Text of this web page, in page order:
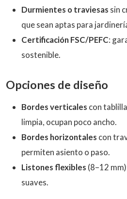
Durmientes o traviesas sin
que sean aptas para
Certificación FSC/PEFC:
sostenible.
Opciones de diseño
Bordes verticales con
limpia, ocupan poco ancho.
Bordes horizontales con
permiten asiento o paso.
Listones flexibles (8–12
suaves.